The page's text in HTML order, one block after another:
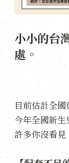
小小的台
處。
目前估計全
今年全國新
許多你沒看見